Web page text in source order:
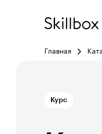
Главная
Курс